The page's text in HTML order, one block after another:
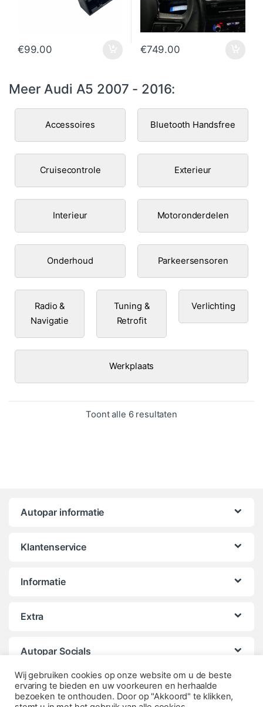
€99.00 €749.00
Meer Audi A5 2007 - 2016:
Accessoires Bluetooth Handsfree
Cruisecontrole Exterieur
Interieur Motoronderdelen
Onderhoud Parkeersensoren
Radio &
Navigatie
Tuning &
Retrofit
Verlichting
Werkplaats
Toont alle 6 resultatenGesorteerd op
Autopar informatie
Klantenservice
Informatie
Extra
Autopar Socials
Wij gebruiken cookies op onze website om u de beste
ervaring te bieden en uw voorkeuren en herhaalde
bezoeken te onthouden. Door op "Akkoord" te klikken,